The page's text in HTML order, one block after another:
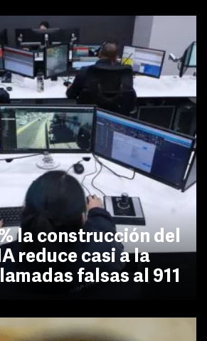
la construcción del
reduce casi a la
falsas al 911